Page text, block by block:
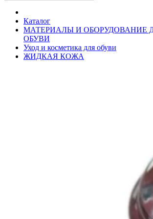
Каталог
МАТЕРИАЛЫ И ОБОРУДОВАНИЕ
ОБУВИ
Уход и косметика для обуви
ЖИДКАЯ КОЖА